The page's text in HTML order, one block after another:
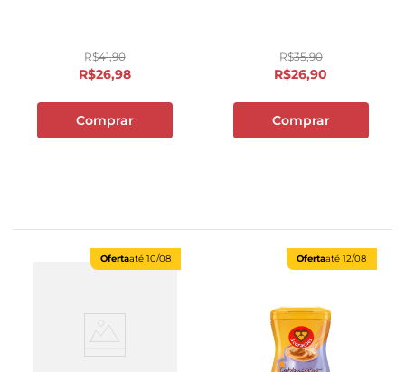
R$41,90
R$26,98
Comprar
R$35,90
R$26,90
Comprar
Ofertaaté 10/08 Ofertaaté 12/08